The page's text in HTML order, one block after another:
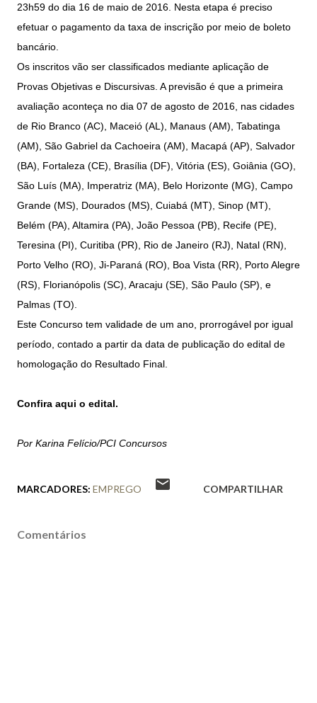
23h59 do dia 16 de maio de 2016. Nesta etapa é preciso
efetuar o pagamento da taxa de inscrição por meio de boleto
bancário.
Os inscritos vão ser classificados mediante aplicação de
Provas Objetivas e Discursivas. A previsão é que a primeira
avaliação aconteça no dia 07 de agosto de 2016, nas cidades
de Rio Branco (AC), Maceió (AL), Manaus (AM), Tabatinga
(AM), São Gabriel da Cachoeira (AM), Macapá (AP), Salvador
(BA), Fortaleza (CE), Brasília (DF), Vitória (ES), Goiânia (GO),
São Luís (MA), Imperatriz (MA), Belo Horizonte (MG), Campo
Grande (MS), Dourados (MS), Cuiabá (MT), Sinop (MT),
Belém (PA), Altamira (PA), João Pessoa (PB), Recife (PE),
Teresina (PI), Curitiba (PR), Rio de Janeiro (RJ), Natal (RN),
Porto Velho (RO), Ji-Paraná (RO), Boa Vista (RR), Porto Alegre
(RS), Florianópolis (SC), Aracaju (SE), São Paulo (SP), e
Palmas (TO).
Este Concurso tem validade de um ano, prorrogável por igual
período, contado a partir da data de publicação do edital de
homologação do Resultado Final.
Confira aqui o edital.
Por Karina Felício/PCI Concursos
MARCADORES: EMPREGO COMPARTILHAR
Comentários